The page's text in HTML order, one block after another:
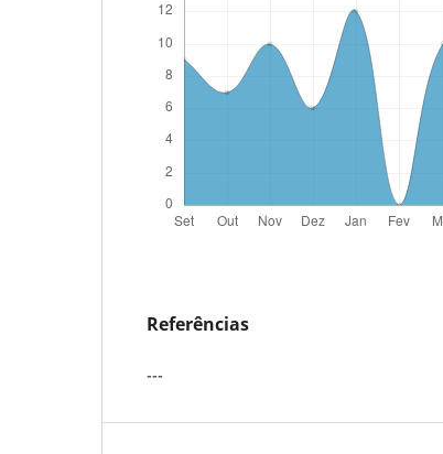
Referências
---